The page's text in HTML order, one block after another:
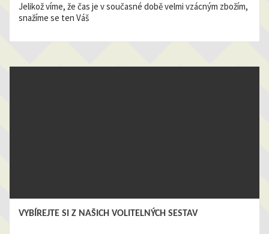
Jelikož víme, že čas je v současné době velmi vzácným zbožím,
snažíme se ten Váš
VYBÍREJTE SI Z NAŠICH VOLITELNÝCH SESTAV